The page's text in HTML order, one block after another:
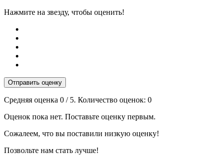
Нажмите на звезду, чтобы оценить!
Отправить оценку
Средняя оценка 0 / 5. Количество оценок: 0
Оценок пока нет. Поставьте оценку первым.
Сожалеем, что вы поставили низкую оценку!
Позвольте нам стать лучше!